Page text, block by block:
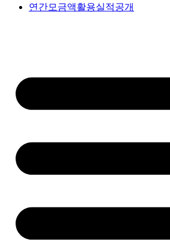
연간모금액활용실적공개